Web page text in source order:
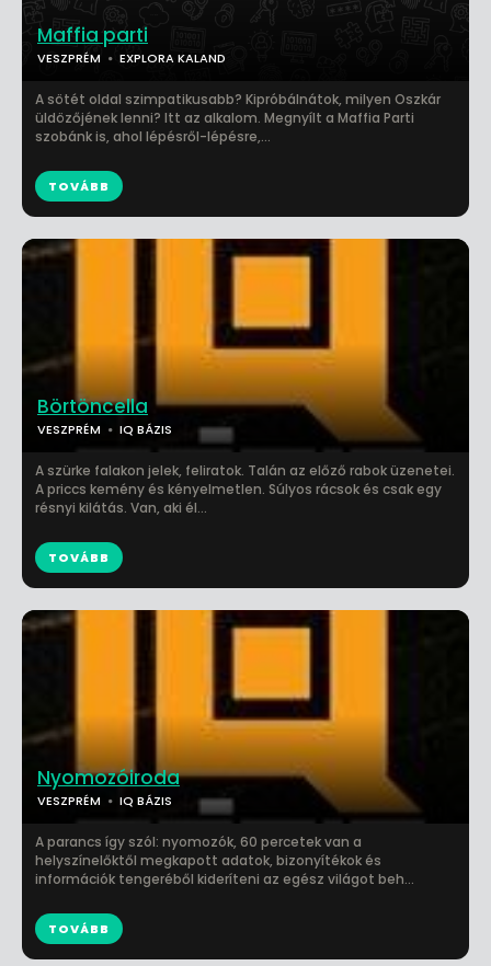
Börtöncella
VESZPRÉM IQ BÁZIS
A szürke falakon jelek, feliratok. Talán az előző rabok üzenetei.
A priccs kemény és kényelmetlen. Súlyos rácsok és csak egy
résnyi kilátás. Van, aki él...
TOVÁBB
Maffia parti
VESZPRÉM EXPLORA KALAND
A sötét oldal szimpatikusabb? Kipróbálnátok, milyen Oszkár
üldözőjének lenni? Itt az alkalom. Megnyílt a Maffia Parti
szobánk is, ahol lépésről-lépésre,...
TOVÁBB
Nyomozóiroda
VESZPRÉM IQ BÁZIS
A parancs így szól: nyomozók, 60 percetek van a
helyszínelőktől megkapott adatok, bizonyítékok és
információk tengeréből kideríteni az egész világot beh...
TOVÁBB